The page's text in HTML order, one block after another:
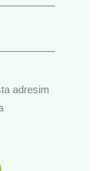
adresim